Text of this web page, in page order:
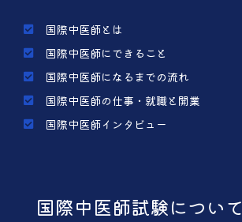
国際中医師とは
国際中医師にできること
国際中医師になるまでの流れ
国際中医師の仕事・就職と開業
国際中医師インタビュー
国際中医師試験について